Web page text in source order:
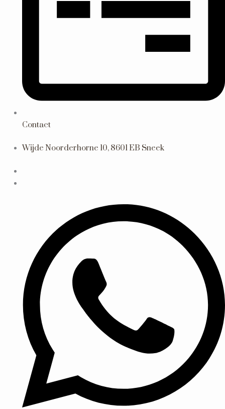
Contact
Wijde Noorderhorne 10, 8601 EB Sneek